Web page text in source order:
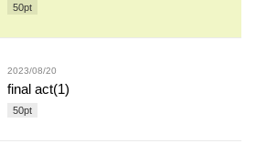
50pt
2023/08/20
final act(1)
50pt